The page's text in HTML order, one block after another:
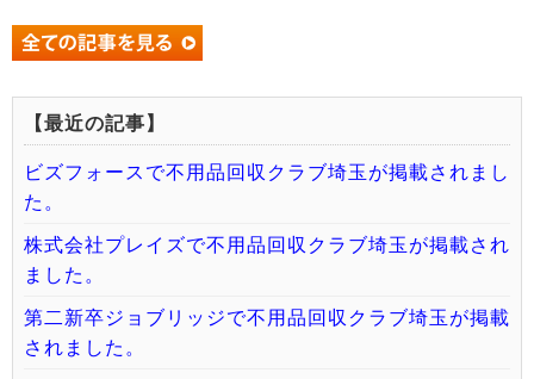
【最近の記事】
ビズフォースで不用品回収クラブ埼玉が掲載されまし
た。
株式会社プレイズで不用品回収クラブ埼玉が掲載され
ました。
第二新卒ジョブリッジで不用品回収クラブ埼玉が掲載
されました。